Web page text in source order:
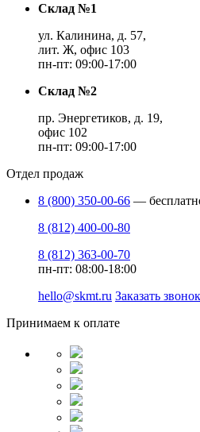
Склад №1
ул. Калинина, д. 57,
лит. Ж, офис 103
пн-пт: 09:00-17:00
Склад №2
пр. Энергетиков, д. 19,
офис 102
пн-пт: 09:00-17:00
Отдел продаж
8 (800) 350-00-66 —
8 (812) 400-00-80
8 (812) 363-00-70
пн-пт: 08:00-18:00
hello@skmt.ru Заказать звонок
Принимаем к оплате